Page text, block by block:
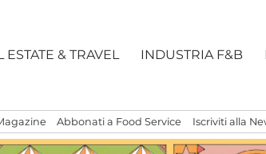
ESTATE & TRAVEL INDUSTRIA F&B
Abbonati a Food Service Iscriviti alla